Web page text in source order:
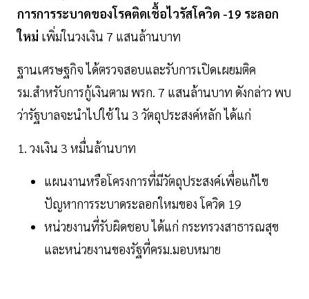
การการระบาดของโรคติดเชื้อไวรัสโควิด -19 ระลอก
ใหม่ เพิ่มในวงเงิน 7 แสนล้านบาท
ฐานเศรษฐกิจ ได้ตรวจสอบและรับการเปิดเผยมติค
รม.สำหรับการกู้เงินตาม พรก. 7 แสนล้านบาท ดังกล่าว พบ
ว่ารัฐบาลจะนำไปใช้ ใน 3 วัตถุประสงค์หลัก ได้แก่
1. วงเงิน 3 หมื่นล้านบาท
แผนงานหรือโครงการที่มีวัตถุประสงค์เพื่อแก้ไข
ปัญหาการระบาดระลอกใหมของ โควิด 19
หน่วยงานที่รับผิดชอบ ได้แก่ กระทรวงสาธารณสุข
และหน่วยงานของรัฐที่ครม.มอบหมาย